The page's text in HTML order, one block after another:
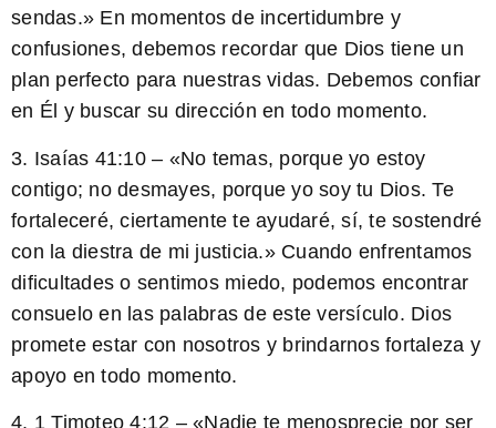
sendas.» En momentos de incertidumbre y
confusiones, debemos recordar que Dios tiene un
plan perfecto para nuestras vidas. Debemos confiar
en Él y buscar su dirección en todo momento.
3. Isaías 41:10 – «No temas, porque yo estoy
contigo; no desmayes, porque yo soy tu Dios. Te
fortaleceré, ciertamente te ayudaré, sí, te sostendré
con la diestra de mi justicia.» Cuando enfrentamos
dificultades o sentimos miedo, podemos encontrar
consuelo en las palabras de este versículo. Dios
promete estar con nosotros y brindarnos fortaleza y
apoyo en todo momento.
4. 1 Timoteo 4:12 – «Nadie te menosprecie por ser